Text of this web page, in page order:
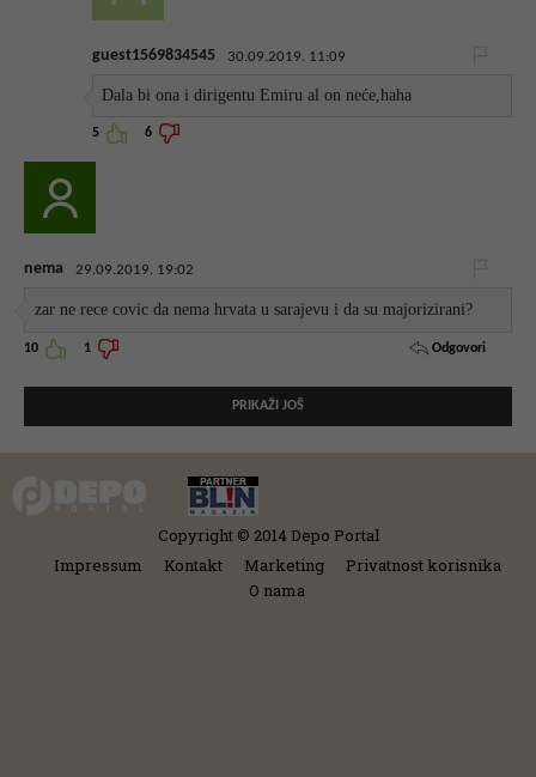
guest1569834545 30.09.2019. 11:09
Dala bi ona i dirigentu Emiru al on neće,haha
5 6
nema 29.09.2019. 19:02
zar ne rece covic da nema hrvata u sarajevu i da su majorizirani?
10 1 Odgovori
PRIKAŽI JOŠ
Copyright © 2014 Depo Portal
Impressum
Kontakt Marketing
Privatnost korisnika
O nama